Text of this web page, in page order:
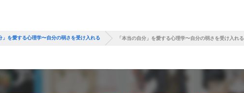
」を愛する心理学〜自分の弱さを受け入れる 「本当の自分」を愛する心理学〜自分の弱さを受け入れる